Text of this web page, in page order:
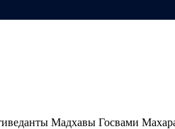
Мадхавы Госвами